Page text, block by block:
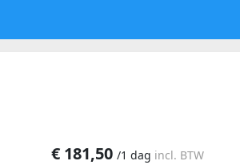
€ 181,50 /1 dag incl. BTW